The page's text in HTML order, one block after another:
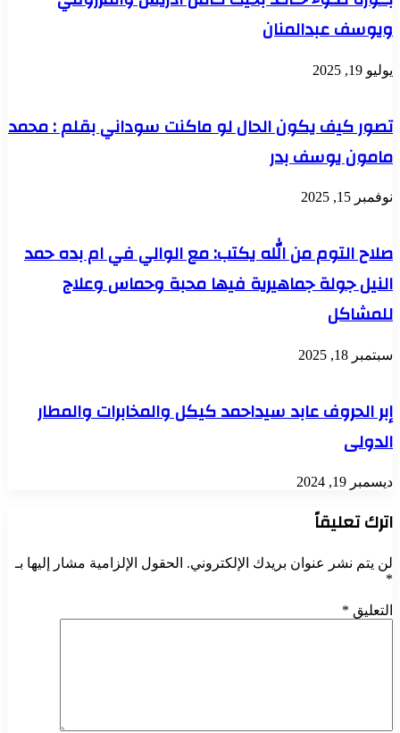
ويوسف عبدالمنان
يوليو 19, 2025
تصور كيف يكون الحال لو ماكنت سوداني بقلم : محمد
مامون يوسف بدر
نوفمبر 15, 2025
صلاح التوم من الله يكتب: مع الوالي في ام بده حمد
النيل جولة جماهيرية فيها محبة وحماس وعلاج
للمشاكل
سبتمبر 18, 2025
إبر الحروف عابد سيداحمد كيكل والمخابرات والمطار
الدولى
ديسمبر 19, 2024
اترك تعليقاً
لن يتم نشر عنوان بريدك الإلكتروني. الحقول الإلزامية مشار إليها بـ
*
التعليق *